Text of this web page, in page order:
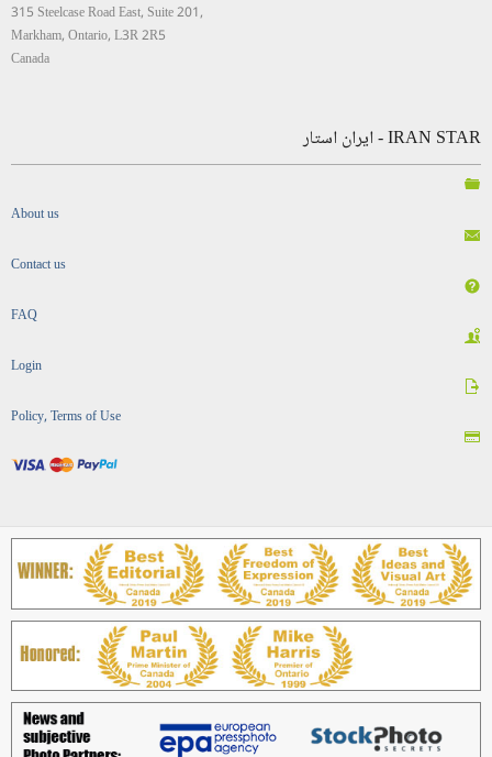
315 Steelcase Road East, Suite 201,
Markham, Ontario, L3R 2R5
Canada
IRAN STAR - ایران استار
About us
Contact us
FAQ
Login
Policy, Terms of Use